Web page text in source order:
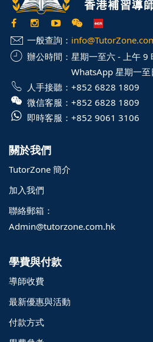
一般查詢：
辦公時間： 星期一至六 - 上午 9
WhatsApp 星期一
人手接聽： +852 6828 1809
微信客服： +852 6828 1809
即時客服： +852 9061 3106
關於我們
TutorZone 簡介
加入我們
聯絡郵箱：
Admin@tutorzone.com.hk
學費與付款
導師收費
最新優惠與活動
付款方式